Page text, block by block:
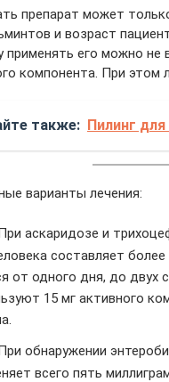
препарат может
и возраст
применять его можно
компонента. При этом
также: Пилинг
варианты лечения:
аскаридозе и
составляет
от одного дня, до двух
15 мг активного
обнаружении
всего пять